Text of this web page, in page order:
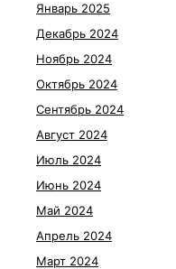
Январь 2025
Декабрь 2024
Ноябрь 2024
Октябрь 2024
Сентябрь 2024
Август 2024
Июль 2024
Июнь 2024
Май 2024
Апрель 2024
Март 2024